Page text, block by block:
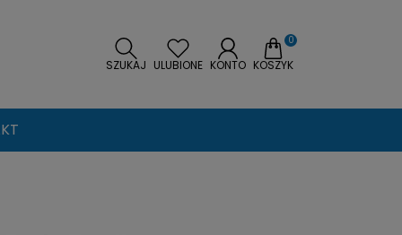
SZUKAJ ULUBIONE KONTO KOSZYK
0